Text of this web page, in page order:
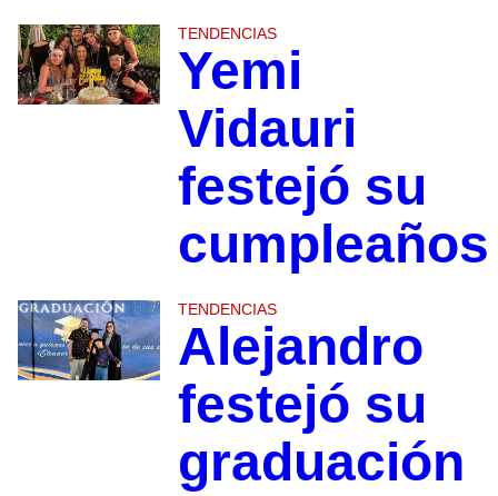
TENDENCIAS
Yemi
Vidauri
festejó su
cumpleaños
TENDENCIAS
Alejandro
festejó su
graduación